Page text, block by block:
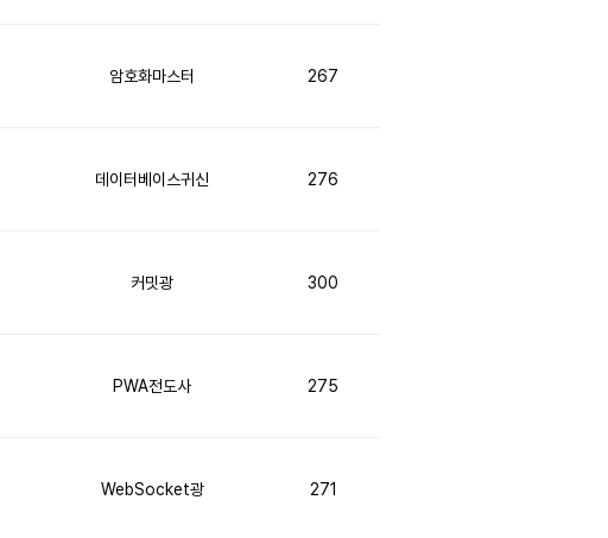
암호화마스터 267
데이터베이스귀신 276
커밋광 300
PWA전도사 275
WebSocket광 271